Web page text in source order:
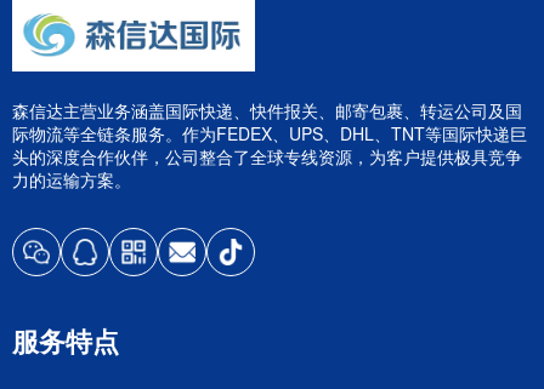
森信达主营业务涵盖国际快递、快件报关、邮寄包裹、转运公司及国
际物流等全链条服务。作为FEDEX、UPS、DHL、TNT等国际快递巨
头的深度合作伙伴，公司整合了全球专线资源，为客户提供极具竞争
力的运输方案。
服务特点